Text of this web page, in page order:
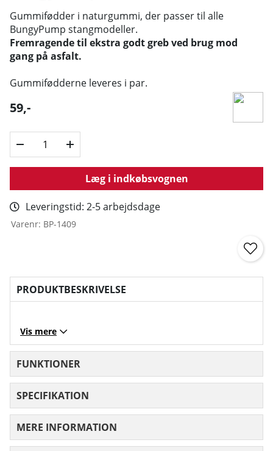
Gummifødder i naturgummi, der passer til alle
BungyPump stangmodeller.
Fremragende til ekstra godt greb ved brug mod
gang på asfalt.
Gummifødderne leveres i par.
59,-
Læg i indkøbsvognen
Leveringstid: 2-5 arbejdsdage
Varenr: BP-1409
PRODUKTBESKRIVELSE
Vis mere
FUNKTIONER
SPECIFIKATION
MERE INFORMATION